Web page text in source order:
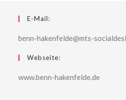
E-Mail:
benn-hakenfelde@mts-
Webseite:
www.benn-hakenfelde.de